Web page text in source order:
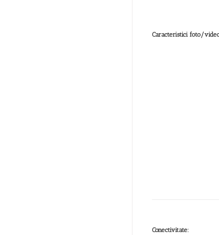
Caracteristici foto/
Conectivitate: